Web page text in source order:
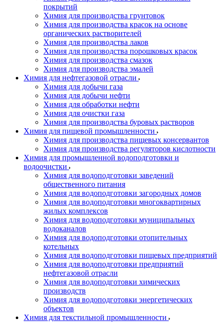
покрытий
Химия для производства грунтовок
Химия для производства красок на основе
органических растворителей
Химия для производства лаков
Химия для производства порошковых красок
Химия для производства смазок
Химия для производства эмалей
Химия для нефтегазовой отрасли
Химия для добычи газа
Химия для добычи нефти
Химия для обработки нефти
Химия для очистки газа
Химия для производства буровых растворов
Химия для пищевой промышленности
Химия для производства пищевых консервантов
Химия для производства регуляторов кислотности
Химия для промышленной водоподготовки и
водоочистки
Химия для водоподготовки заведений
общественного питания
Химия для водоподготовки загородных домов
Химия для водоподготовки многоквартирных
жилых комплексов
Химия для водоподготовки муниципальных
водоканалов
Химия для водоподготовки отопительных
котельных
Химия для водоподготовки пищевых предприятий
Химия для водоподготовки предприятий
нефтегазовой отрасли
Химия для водоподготовки химических
производств
Химия для водоподготовки энергетических
объектов
Химия для текстильной промышленности